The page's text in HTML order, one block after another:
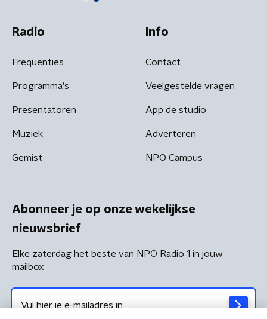
Radio
Frequenties
Programma's
Presentatoren
Muziek
Gemist
Info
Contact
Veelgestelde vragen
App de studio
Adverteren
NPO Campus
Abonneer je op onze wekelijkse
nieuwsbrief
Elke zaterdag het beste van NPO Radio 1 in jouw
mailbox